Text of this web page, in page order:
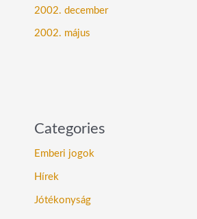
2002. december
2002. május
Categories
Emberi jogok
Hírek
Jótékonyság